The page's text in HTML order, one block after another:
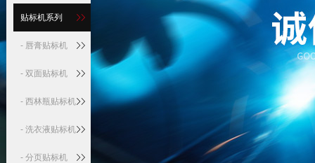
贴标机系列
- 唇膏贴标机
- 双面贴标机
- 西林瓶贴标机
- 洗衣液贴标机
- 分页贴标机